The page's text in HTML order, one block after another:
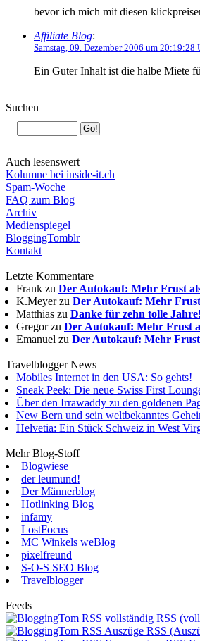
bevor ich mich mit diesen
Affiliate Blog:
Samstag, 09. Dezember 2006 um 20:19:28
Ein Guter Inhalt ist die halbe Miete
Suchen
Auch lesenswert
Kolumne bei inside-it.ch
Spam-Woche
FAQ zum Blog
Archiv
Medienspiegel
BloggingTomblr
Kontakt
Letzte Kommentare
Frank zu Der Autokauf: Mehr Frust
K.Meyer zu Der Autokauf: Mehr
Matthias zu Danke für zehn tolle Jahre!
Gregor zu Der Autokauf: Mehr Frust
Emanuel zu Der Autokauf: Mehr
Travelblogger News
Mobiles Internet in den USA: So gehts!
Sneak Peek: Die neue Swiss First
Über den Irrawaddy zu den goldenen
New Bern und sein weltbekanntes
Helvetia: Ein Stück Schweiz in West
Mehr Blog-Stoff
Blogwiese
der leumund!
Der Männerblog
Hotlinking Blog
infamy
LostFocus
MC Winkels weBlog
pixelfreund
S-O-S SEO Blog
Travelblogger
Feeds
RSS
RSS